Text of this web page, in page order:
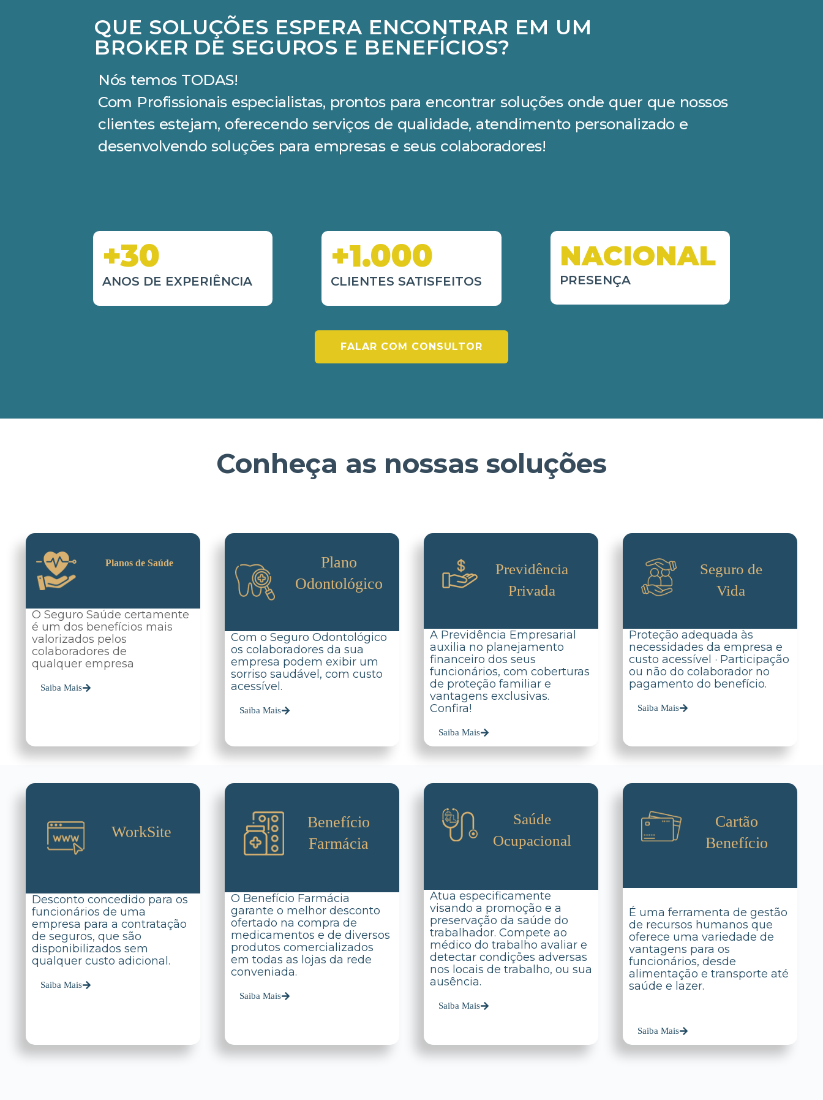
QUE SOLUÇÕES ESPERA ENCONTRAR EM UM
BROKER DE SEGUROS E BENEFÍCIOS?
Nós temos TODAS!
Com Profissionais especialistas, prontos para encontrar soluções onde quer que nossos
clientes estejam, oferecendo serviços de qualidade, atendimento personalizado e
desenvolvendo soluções para empresas e seus colaboradores!
+30
ANOS DE EXPERIÊNCIA
+1.000
CLIENTES SATISFEITOS
NACIONAL
PRESENÇA
FALAR COM CONSULTOR
Conheça as nossas soluções
Planos de Saúde
O Seguro Saúde certamente
é um dos benefícios mais
valorizados pelos
colaboradores de
qualquer empresa
Saiba Mais
Plano
Odontológico
Com o Seguro Odontológico
os colaboradores da sua
empresa podem exibir um
sorriso saudável, com custo
acessível.
Saiba Mais
Previdência
Privada
A Previdência Empresarial
auxilia no planejamento
financeiro dos seus
funcionários, com coberturas
de proteção familiar e
vantagens exclusivas.
Confira!
Saiba Mais
Seguro de
Vida
Proteção adequada às
necessidades da empresa e
custo acessível · Participação
ou não do colaborador no
pagamento do benefício.
Saiba Mais
WorkSite
Desconto concedido para os
funcionários de uma
empresa para a contratação
de seguros, que são
disponibilizados sem
qualquer custo adicional.
Saiba Mais
Benefício
Farmácia
O Benefício Farmácia
garante o melhor desconto
ofertado na compra de
medicamentos e de diversos
produtos comercializados
em todas as lojas da rede
conveniada.
Saiba Mais
Saúde
Ocupacional
Atua especificamente
visando a promoção e a
preservação da saúde do
trabalhador. Compete ao
médico do trabalho avaliar e
detectar condições adversas
nos locais de trabalho, ou sua
ausência.
Saiba Mais
Cartão
Benefício
É uma ferramenta de gestão
de recursos humanos que
oferece uma variedade de
vantagens para os
funcionários, desde
alimentação e transporte até
saúde e lazer.
Saiba Mais